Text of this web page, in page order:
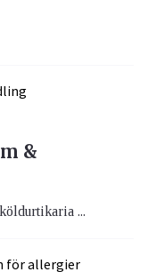
&
...